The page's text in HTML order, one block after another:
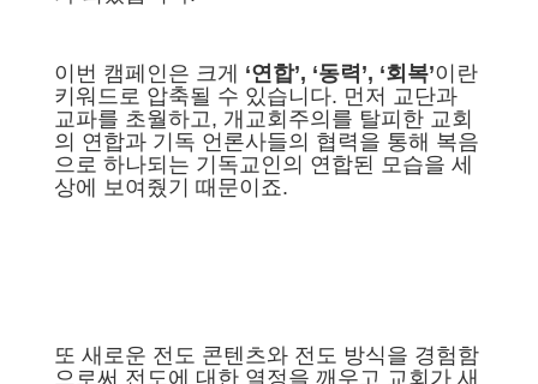
이번 캠페인은 크게 ‘연합’, ‘동력’, ‘회복’이란
키워드로 압축될 수 있습니다. 먼저 교단과
교파를 초월하고, 개교회주의를 탈피한 교회
의 연합과 기독 언론사들의 협력을 통해 복음
으로 하나되는 기독교인의 연합된 모습을 세
상에 보여줬기 때문이죠.
또 새로운 전도 콘텐츠와 전도 방식을 경험함
으로써 전도에 대한 열정을 깨우고 교회가 새